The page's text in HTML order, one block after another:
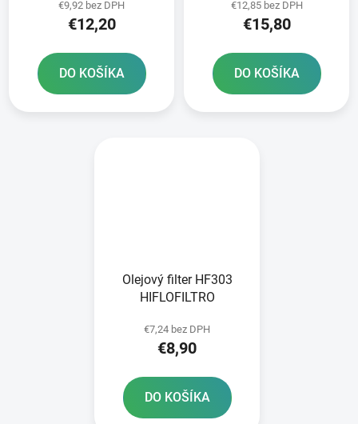
€9,92 bez DPH
€12,20
DO KOŠÍKA
€12,85 bez DPH
€15,80
DO KOŠÍKA
Olejový filter HF303
HIFLOFILTRO
€7,24 bez DPH
€8,90
DO KOŠÍKA